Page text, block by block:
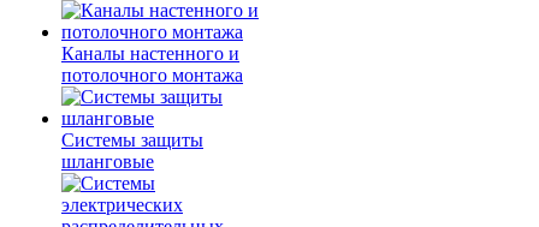
Каналы настенного и
потолочного монтажа
Системы защиты
шланговые